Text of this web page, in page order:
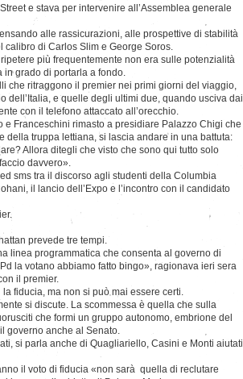
e stava per intervenire all’Assemblea generale
alle rassicurazioni, alle prospettive di stabilità
calibro di Carlos Slim e George Soros.
più frequentemente non era sulle potenzialità
in grado di portarla a fondo.
che ritraggono il premier nei primi giorni del viaggio,
dell’Italia, e quelle degli ultimi due, quando usciva dai
con il telefono attaccato all’orecchio.
Franceschini rimasto a presidiare Palazzo Chigi che
della truppa lettiana, si lascia andare in una battuta:
Allora ditegli che visto che sono qui tutto solo
davvero».
sms tra il discorso agli studenti della Columbia
il lancio dell’Expo e l’incontro con il candidato
prevede tre tempi.
linea programmatica che consenta al governo di
la votano abbiamo fatto bingo», ragionava ieri sera
il premier.
fiducia, ma non si può mai essere certi.
si discute. La scommessa è quella che sulla
che formi un gruppo autonomo, embrione del
governo anche al Senato.
si parla anche di Quagliariello, Casini e Monti aiutati
il voto di fiducia «non sarà quella di reclutare